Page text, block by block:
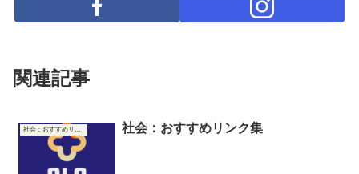
関連記事
社会：おすすめリンク集 社会：おすすめリンク集